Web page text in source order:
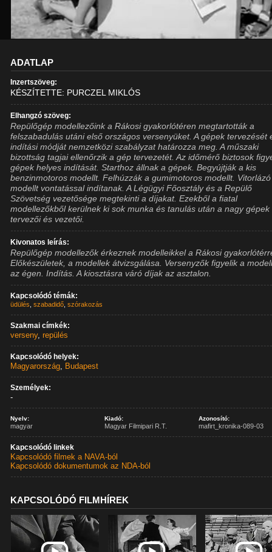
ADATLAP
Inzertszöveg:
KÉSZÍTETTE: PURCZEL MIKLÓS
Elhangzó szöveg:
Repülőgép modellezőink a Rákosi gyakorlótéren megtartották a
felszabadulás utáni első országos versenyüket. A gépek tervezését
indítási módját nemzetközi szabályzat határozza meg. A műszaki
bizottság tagjai ellenőrzik a gép tervezetét. Az időmérő biztosok
gépek helyes indítását. Starthoz állnak a gépek. Begyújtják a kis
benzinmotoros modellt. Felhúzzák a gumimotoros modellt. Vitorlázó
modellt vontatással indítanak. A Légügyi Főosztály és a Repülő
Szövetség vezetősége megtekinti a díjakat. Ezekből a fiatal
modellezőkből kerülnek ki sok munka és tanulás után a nagy gépek
tervezői és vezetői.
Kivonatos leírás:
Repülőgép modellezők érkeznek modelleikkel a Rákosi
Előkészületek, a modellek átvizsgálása. Versenyzők figyelik a
az égen. Indítás. A kiosztásra váró díjak az asztalon.
Kapcsolódó témák:
üdülés ,szabadidő ,szórakozás
Szakmai címkék:
verseny,repülés
Kapcsolódó helyek:
Magyarország, Budapest
Személyek:
-
Nyelv:
magyar
Kiadó:
Magyar Filmipari R.T.
Azonosító:
mafirt_kronika-089-03
Kapcsolódó linkek
Kapcsolódó filmek a NAVA-ból
Kapcsolódó dokumentumok az NDA-ból
KAPCSOLÓDÓ FILMHÍREK